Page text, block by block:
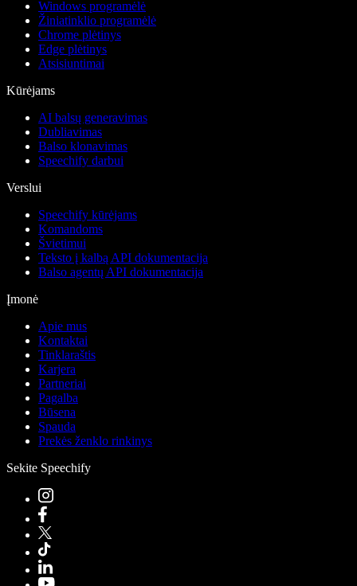
Windows programėlė
Žiniatinklio programėlė
Chrome plėtinys
Edge plėtinys
Atsisiuntimai
Kūrėjams
AI balsų generavimas
Dubliavimas
Balso klonavimas
Speechify darbui
Verslui
Speechify kūrėjams
Komandoms
Švietimui
Teksto į kalbą API dokumentacija
Balso agentų API dokumentacija
Įmonė
Apie mus
Kontaktai
Tinklaraštis
Karjera
Partneriai
Pagalba
Būsena
Spauda
Prekės ženklo rinkinys
Sekite Speechify